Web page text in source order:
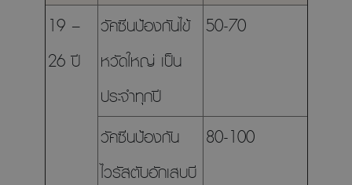
19 –
26 ปี
วัคซีนป้องกันไข้
หวัดใหญ่ เป็น
ประจำทุกปี
50-70
วัคซีนป้องกัน
ไวรัสตับอักเสบบี
80-100